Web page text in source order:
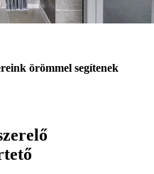
örömmel segítenek